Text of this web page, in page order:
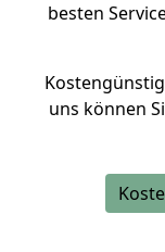
besten
uns können